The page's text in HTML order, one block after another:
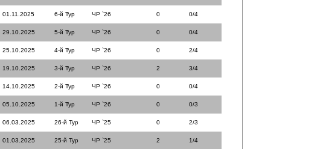
01.11.2025 6-й Тур ЧР `26 0 0/4
29.10.2025 5-й Тур ЧР `26 0 0/4
25.10.2025 4-й Тур ЧР `26 0 2/4
19.10.2025 3-й Тур ЧР `26 2 3/4
14.10.2025 2-й Тур ЧР `26 0 0/4
05.10.2025 1-й Тур ЧР `26 0 0/3
06.03.2025 26-й Тур ЧР `25 0 2/3
01.03.2025 25-й Тур ЧР `25 2 1/4